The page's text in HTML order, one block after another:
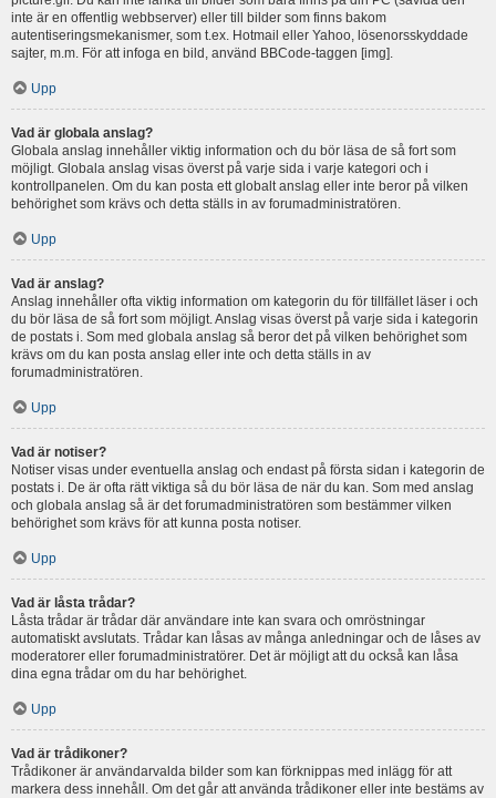
inte är en offentlig webbserver) eller till bilder som finns bakom
autentiseringsmekanismer, som t.ex. Hotmail eller Yahoo, lösenorsskyddade
sajter, m.m. För att infoga en bild, använd BBCode-taggen [img].
Upp
Vad är globala anslag?
Globala anslag innehåller viktig information och du bör läsa de så fort som
möjligt. Globala anslag visas överst på varje sida i varje kategori och i
kontrollpanelen. Om du kan posta ett globalt anslag eller inte beror på vilken
behörighet som krävs och detta ställs in av forumadministratören.
Upp
Vad är anslag?
Anslag innehåller ofta viktig information om kategorin du för tillfället läser i och
du bör läsa de så fort som möjligt. Anslag visas överst på varje sida i kategorin
de postats i. Som med globala anslag så beror det på vilken behörighet som
krävs om du kan posta anslag eller inte och detta ställs in av
forumadministratören.
Upp
Vad är notiser?
Notiser visas under eventuella anslag och endast på första sidan i kategorin de
postats i. De är ofta rätt viktiga så du bör läsa de när du kan. Som med anslag
och globala anslag så är det forumadministratören som bestämmer vilken
behörighet som krävs för att kunna posta notiser.
Upp
Vad är låsta trådar?
Låsta trådar är trådar där användare inte kan svara och omröstningar
automatiskt avslutats. Trådar kan låsas av många anledningar och de låses av
moderatorer eller forumadministratörer. Det är möjligt att du också kan låsa
dina egna trådar om du har behörighet.
Upp
Vad är trådikoner?
Trådikoner är användarvalda bilder som kan förknippas med inlägg för att
markera dess innehåll. Om det går att använda trådikoner eller inte bestäms av